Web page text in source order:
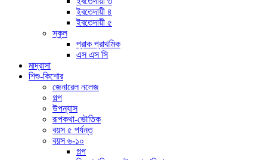
ইবতেদায়ী ৪
ইবতেদায়ী ৫
স্কুল
প্রাক প্রাথমিক
এস এস সি
মাদ্রাসা
শিশু-কিশোর
জেনারেল নলেজ
গল্প
উপন্যাস
রূপকথা-ভৌতিক
বয়স ৫ পর্যন্ত
বয়স ৬-১০
গল্প